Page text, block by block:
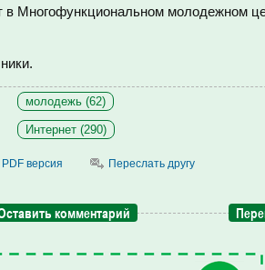
в Многофункциональном молодежном
молодежь (62)
Интернет (290)
PDF версия Переслать другу
комментарий